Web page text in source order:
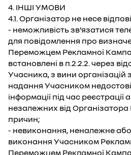
4. ІНШІ УМОВИ
4.1. Організатор не несе
- неможливість зв’язатися
для повідомлення про
Переможцем Рекламної
встановлені в п.2.2.2. через
Учасника, з вини організацій
надання Учасником
інформації під час реєстрації
незалежних від Організатора
причин;
- невиконання, неналежне
виконання Учасником
Переможцем Рекламної